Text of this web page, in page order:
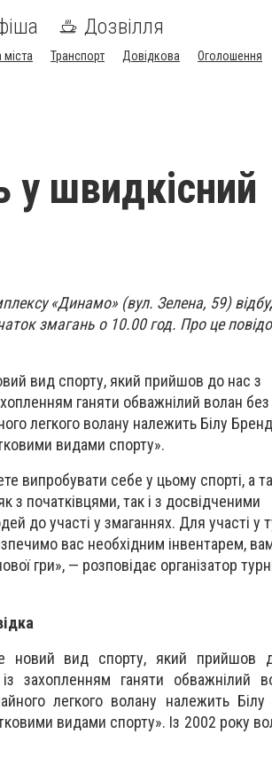
Дозвілля
міста Транспорт Довідкова
Оголошення
у швидкісний
«Динамо» (вул. Зелена, 59)
змагань о 10.00 год. Про це
вид спорту, який прийшов до нас з
ганяти обважнілий волан без
легкого волану належить Білу
видами спорту».
випробувати себе у цьому спорті, а
з початківцями, так і з досвідченими
до участі у змаганнях. Для участі у
вас необхідним інвентарем,
гри», — розповідає організатор
новий вид спорту, який прийшов
захопленням ганяти обважнілий
легкого волану належить
видами спорту». Із 2002 року